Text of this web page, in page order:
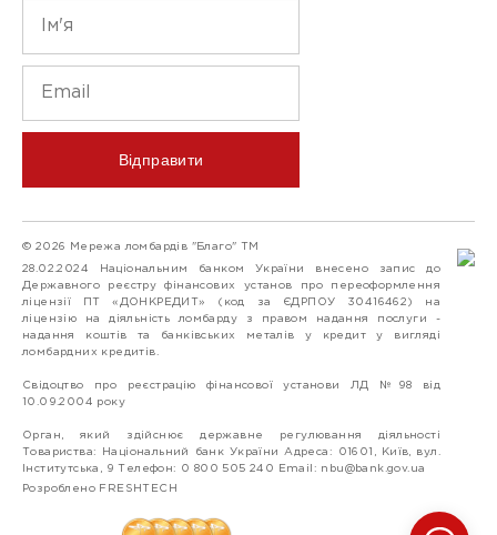
Відправити
© 2026 Мережа ломбардів "Благо" ТМ
28.02.2024 Національним банком України внесено запис до
Державного реєстру фінансових установ про переоформлення
ліцензії ПТ «ДОНКРЕДИТ» (код за ЄДРПОУ 30416462) на
ліцензію на діяльність ломбарду з правом надання послуги -
надання коштів та банківських металів у кредит у вигляді
ломбардних кредитів.
Свідоцтво про реєстрацію фінансової установи ЛД №98 від
10.09.2004 року
Орган, який здійснює державне регулювання діяльності
Товариства: Національний банк України Адреса: 01601, Київ, вул.
Інститутська, 9 Телефон: 0 800 505 240 Email: nbu@bank.gov.ua
Розроблено FRESHTECH